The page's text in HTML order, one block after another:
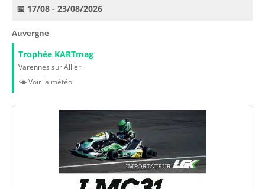
📅 17/08 - 23/08/2026
Auvergne
Trophée KARTmag
Varennes sur Allier
🌤️ Voir la météo